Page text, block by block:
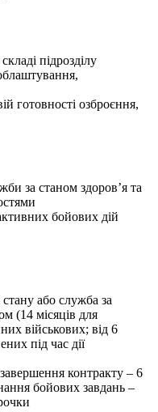
підрозділу
готовності озброєння,
за станом здоров’я та
бойових дій
стану або служба за
(14 місяців для
військових; від 6
під час дії
контракту – 6
бойових завдань –